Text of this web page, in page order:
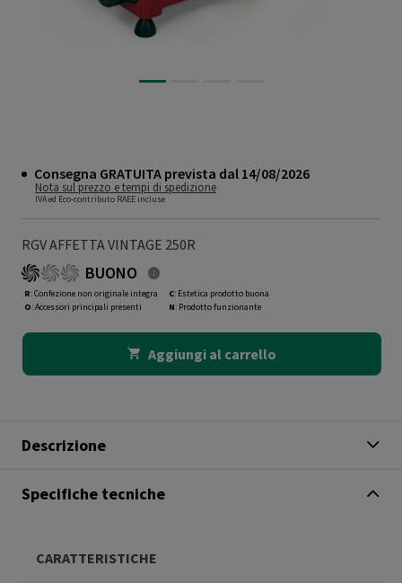
Consegna GRATUITA prevista dal 14/08/2026
Nota sul prezzo e tempi di spedizione
IVA ed Eco-contributo RAEE incluse
RGV AFFETTA VINTAGE 250R
BUONO
R: Confezione non originale integra
O: Accessori principali presenti
C: Estetica prodotto buona
N: Prodotto funzionante
Aggiungi al carrello
Descrizione
Specifiche tecniche
CARATTERISTICHE